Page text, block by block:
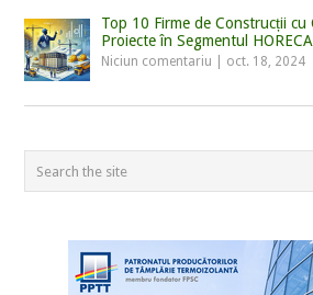
Top 10 Firme de Construcții cu
Proiecte în Segmentul HORECA
Niciun comentariu oct. 18, 2024